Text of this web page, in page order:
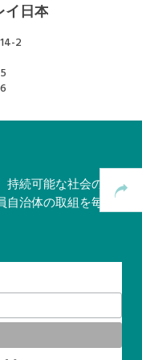
イ日本
2
続可能な社会の実
自治体の取組を毎月